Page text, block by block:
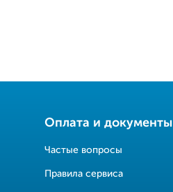
Оплата и документы
Частые вопросы
Правила сервиса